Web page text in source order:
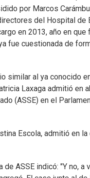
por Marcos
del Hospital de
en 2013, año en
fue cuestionada de
similar al ya conocido
Laxaga admitió en
(ASSE) en el
Escola, admitió en
ASSE indicó: "Y no,